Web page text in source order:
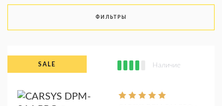
ФИЛЬТРЫ
Наличие